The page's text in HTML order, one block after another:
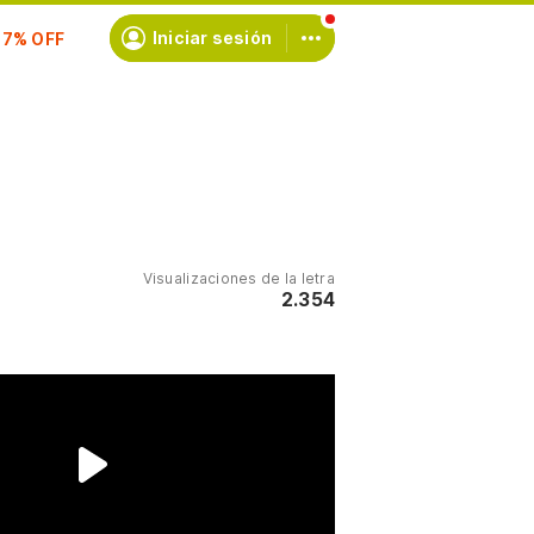
Iniciar sesión
Visualizaciones de la letra
2.354